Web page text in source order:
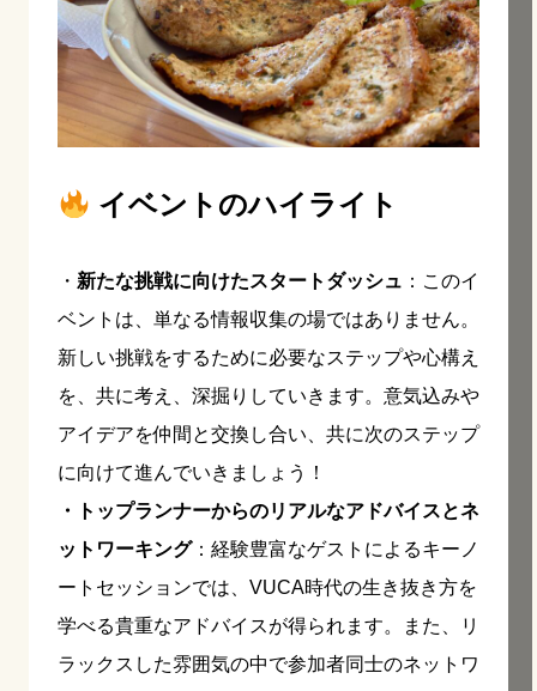
イベントのハイライト
・ 新たな挑戦に向けたスタートダッシュ ：このイ
ベントは、単なる情報収集の場ではありません。
新しい挑戦をするために必要なステップや心構え
を、共に考え、深掘りしていきます。意気込みや
アイデアを仲間と交換し合い、共に次のステップ
に向けて進んでいきましょう！
・トップランナーからのリアルなアドバイスとネ
ットワーキング：経験豊富なゲストによるキーノ
ートセッションでは、VUCA時代の生き抜き方を
学べる貴重なアドバイスが得られます。また、リ
ラックスした雰囲気の中で参加者同士のネットワ